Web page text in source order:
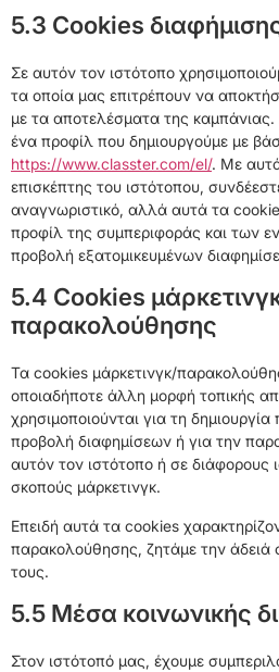
5.3 Cookies
Σε αυτόν τον ιστότοπο
τα οποία μας επιτρέπουν να
με τα αποτελέσματα της καμπάνιας.
ένα προφίλ που δημιουργούμε με
https://www.classter.com/el/. Με
επισκέπτης του ιστότοπου,
αναγνωριστικό, αλλά αυτά τα
προφίλ της συμπεριφοράς και των
προβολή εξατομικευμένων
5.4 Cookies
παρακολούθησης
Τα cookies μάρκετινγκ/
οποιαδήποτε άλλη μορφή τοπικής
χρησιμοποιούνται για τη
προβολή διαφημίσεων ή για την
αυτόν τον ιστότοπο ή σε διάφορους
σκοπούς μάρκετινγκ.
Επειδή αυτά τα cookies
παρακολούθησης, ζητάμε την άδειά
τους.
5.5 Μέσα κοινωνικής
Στον ιστότοπό μας, έχουμε